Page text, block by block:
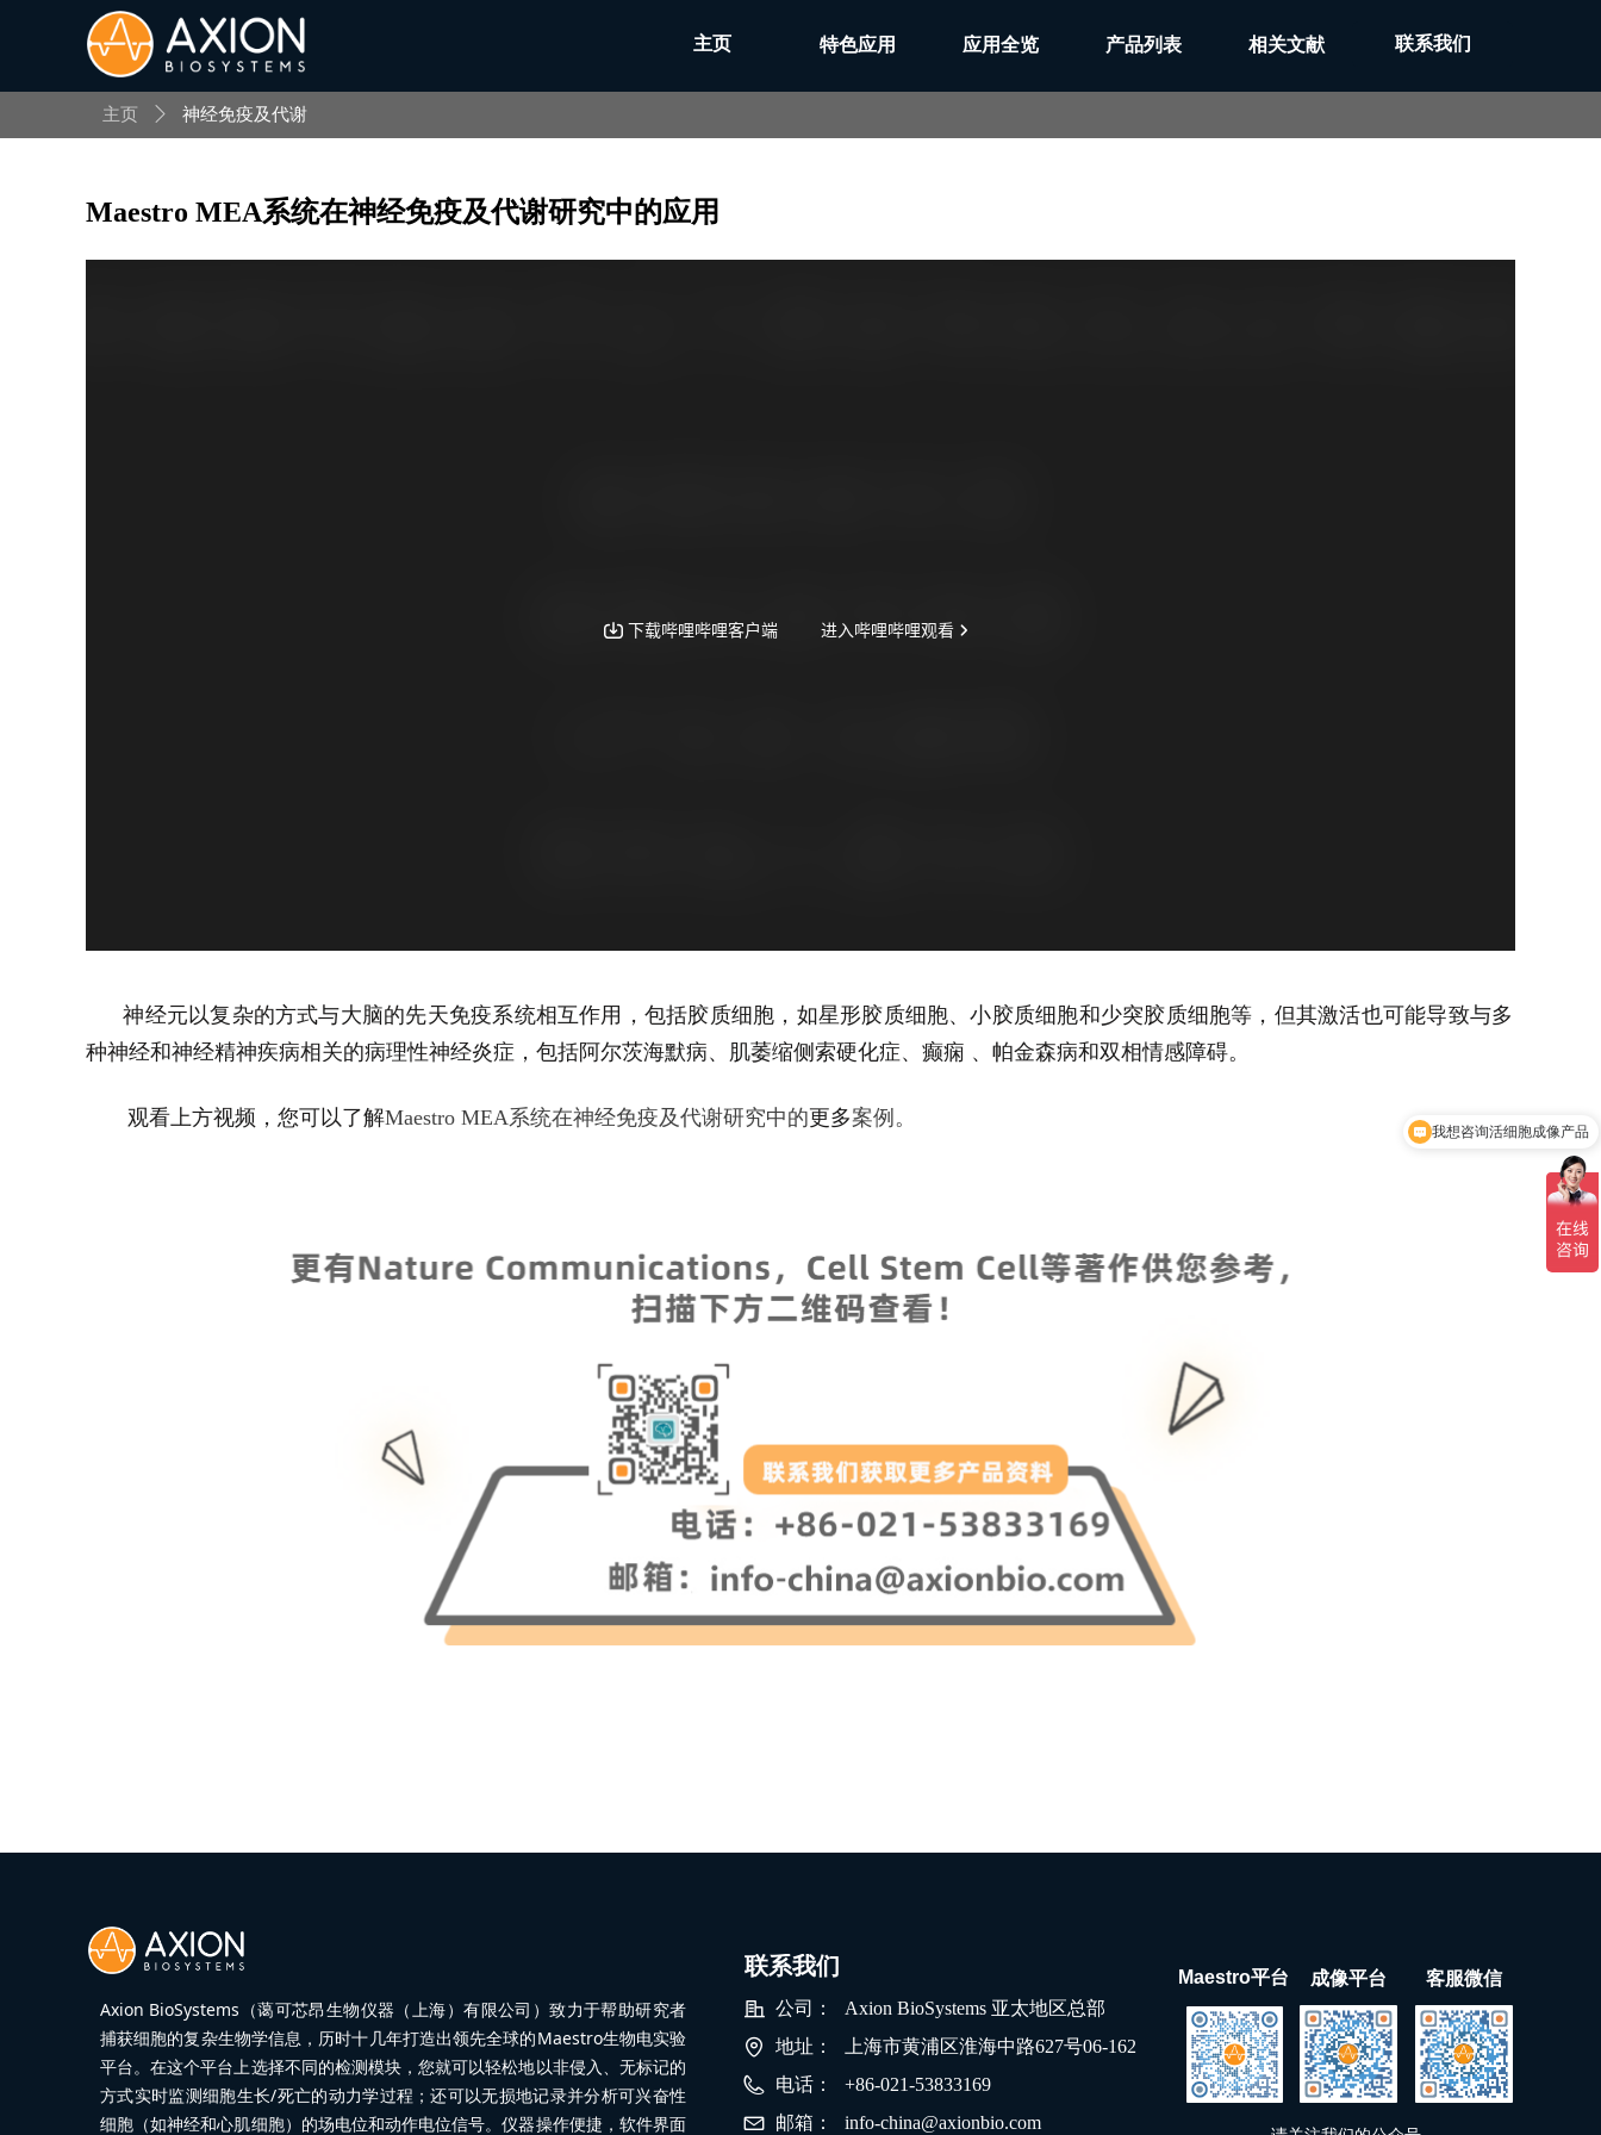
联系我们
主页 特色应用 应用全览 产品列表 相关文献
Maestro MEA系统在神经免疫及代谢研究中的应用
神经元以复杂的方式与大脑的先天免疫系统相互作用，包括胶质细胞，如星形胶质细胞、小胶质细胞和少突胶质细胞等，但其激活也可能导致与多
种神经和神经精神疾病相关的病理性神经炎症，包括阿尔茨海默病、肌萎缩侧索硬化症、癫痫 、帕金森病和双相情感障碍。
观看上方视频，您可以了解Maestro MEA系统在神经免疫及代谢研究中的更多案例。
主页 ꄲ 神经免疫及代谢
Axion BioSystems（蔼可芯昂生物仪器（上海）有限公司）致力于帮助研究者
捕获细胞的复杂生物学信息，历时十几年打造出领先全球的Maestro生物电实验
平台。在这个平台上选择不同的检测模块，您就可以轻松地以非侵入、无标记的
方式实时监测细胞生长/死亡的动力学过程；还可以无损地记录并分析可兴奋性
细胞（如神经和心肌细胞）的场电位和动作电位信号。仪器操作便捷，软件界面
公司：
Axion BioSystems 亚太地区总部
地址：
上海市黄浦区淮海中路627号06-162
电话：
+86-021-53833169
邮箱：
info-china@axionbio.com
联系我们 成像平台
Maestro平台 客服微信
我想咨询活细胞成像产品